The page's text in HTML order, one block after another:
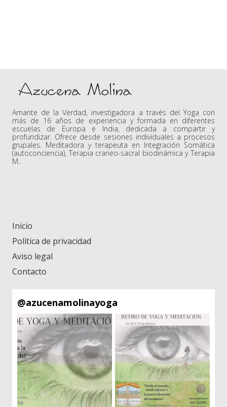
Amante de la Verdad, investigadora a través del Yoga con
más de 16 años de experiencia y formada en diferentes
escuelas de Europa e India, dedicada a compartir y
profundizar. Ofrece desde sesiones individuales a procesos
grupales. Meditadora y terapeuta en Integración Somática
(autoconciencia), Terapia craneo-sacral biodinámica y Terapia
M..
Inicio
Política de privacidad
Aviso legal
Contacto
@azucenamolinayoga